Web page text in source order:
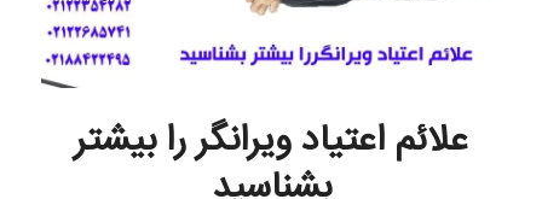
علائم اعتیاد ویرانگر را بیشتر